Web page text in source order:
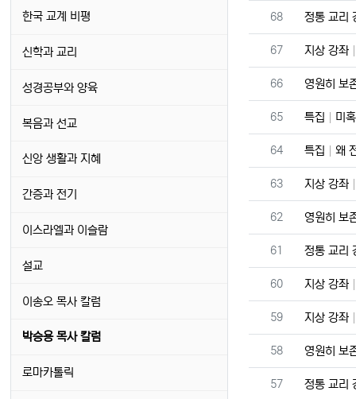
번호
68 정통 교리
번호
67 지상 강좌
번호
66 영원히 보
번호
65 특집 미
번호
64 특집 왜
번호
63 지상 강좌
번호
62 영원히 보
번호
61 정통 교리
번호
60 지상 강좌
번호
59 지상 강좌
번호
58 영원히 보
번호
57 정통 교리
한국 교계 비평
신학과 교리
성경공부와 양육
복음과 선교
신앙 생활과 지혜
간증과 전기
이스라엘과 이슬람
설교
이송오 목사 칼럼
박승용 목사 칼럼
로마카톨릭